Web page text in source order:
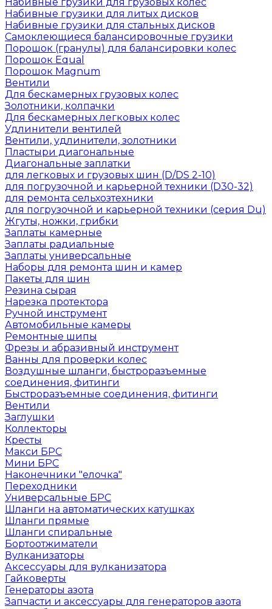
Набивные грузики для литых дисков
Набивные грузики для стальных дисков
Самоклеющиеся балансировочные грузики
Порошок (гранулы) для балансировки колес
Порошок Equal
Порошок Magnum
Вентили
Для бескамерных грузовых колес
Золотники, колпачки
Для бескамерных легковых колес
Удлинители вентилей
Вентили, удлинители, золотники
Пластыри диагональные
Диагональные заплатки
для легковых и грузовых шин (D/DS 2-10)
для погрузочной и карьерной техники (D30-32)
для ремонта сельхозтехники
для погрузочной и карьерной техники (серия Du)
Жгуты, ножки, грибки
Заплаты камерные
Заплаты радиальные
Заплаты универсальные
Наборы для ремонта шин и камер
Пакеты для шин
Резина сырая
Нарезка протектора
Ручной инструмент
Автомобильные камеры
Ремонтные шипы
Фрезы и абразивный инструмент
Ванны для проверки колес
Воздушные шланги, быстроразъемные
соединения, фитинги
Быстроразъемные соединения, фитинги
Вентили
Заглушки
Коллекторы
Кресты
Макси БРС
Мини БРС
Наконечники "елочка"
Переходники
Универсальные БРС
Шланги на автоматических катушках
Шланги прямые
Шланги спиральные
Бортоотжиматели
Вулканизаторы
Аксессуары для вулканизатора
Гайковерты
Генераторы азота
Запчасти и аксессуары для генераторов азота